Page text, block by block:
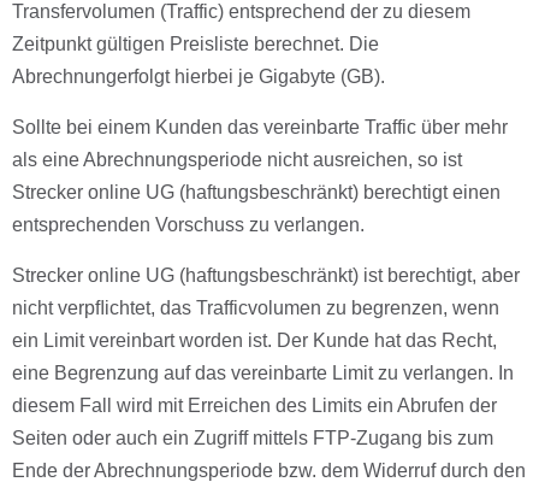
Transfervolumen (Traffic) entsprechend der zu diesem
Zeitpunkt gültigen Preisliste berechnet. Die
Abrechnungerfolgt hierbei je Gigabyte (GB).
Sollte bei einem Kunden das vereinbarte Traffic über mehr
als eine Abrechnungsperiode nicht ausreichen, so ist
Strecker online UG (haftungsbeschränkt) berechtigt einen
entsprechenden Vorschuss zu verlangen.
Strecker online UG (haftungsbeschränkt) ist berechtigt, aber
nicht verpﬂichtet, das Trafficvolumen zu begrenzen, wenn
ein Limit vereinbart worden ist. Der Kunde hat das Recht,
eine Begrenzung auf das vereinbarte Limit zu verlangen. In
diesem Fall wird mit Erreichen des Limits ein Abrufen der
Seiten oder auch ein Zugriff mittels FTP-Zugang bis zum
Ende der Abrechnungsperiode bzw. dem Widerruf durch den